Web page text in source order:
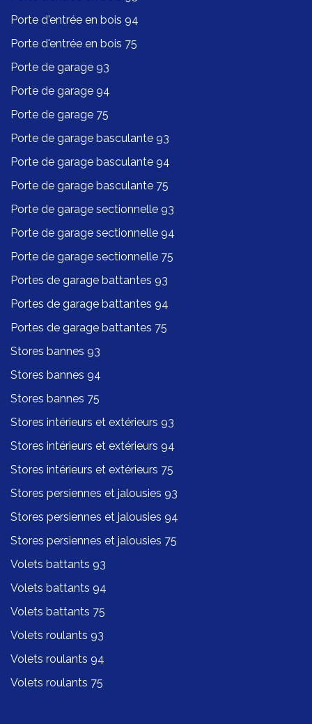
Porte d'entrée en bois 94
Porte d'entrée en bois 75
Porte de garage 93
Porte de garage 94
Porte de garage 75
Porte de garage basculante 93
Porte de garage basculante 94
Porte de garage basculante 75
Porte de garage sectionnelle 93
Porte de garage sectionnelle 94
Porte de garage sectionnelle 75
Portes de garage battantes 93
Portes de garage battantes 94
Portes de garage battantes 75
Stores bannes 93
Stores bannes 94
Stores bannes 75
Stores intérieurs et extérieurs 93
Stores intérieurs et extérieurs 94
Stores intérieurs et extérieurs 75
Stores persiennes et jalousies 93
Stores persiennes et jalousies 94
Stores persiennes et jalousies 75
Volets battants 93
Volets battants 94
Volets battants 75
Volets roulants 93
Volets roulants 94
Volets roulants 75